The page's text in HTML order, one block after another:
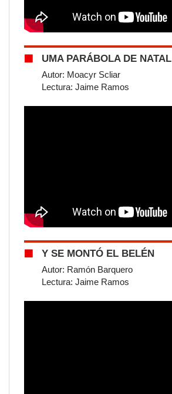
UMA PARÁBOLA DE NATAL
Autor: Moacyr Scliar
Lectura: Jaime Ramos
Y SE MONTÓ EL BELÉN
Autor: Ramón Barquero
Lectura: Jaime Ramos